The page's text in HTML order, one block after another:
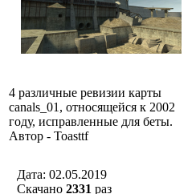
4 различные ревизии карты
canals_01, относящейся к 2002
году, исправленные для беты.
Автор - Toasttf
Дата: 02.05.2019
Скачано 2331 раз